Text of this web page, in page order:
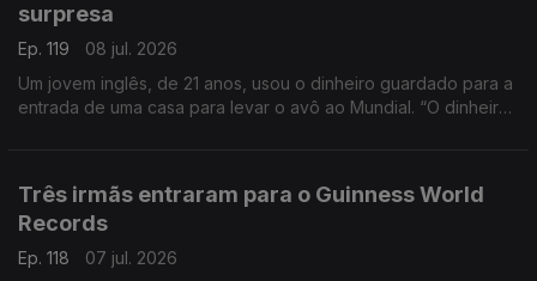
surpresa
Ep. 119
08 jul. 2026
Um jovem inglês, de 21 anos, usou o dinheiro guardado para a
entrada de uma casa para levar o avô ao Mundial. “O dinheiro,
Três irmãs entraram para o Guinness World
Records
Ep. 118
07 jul. 2026